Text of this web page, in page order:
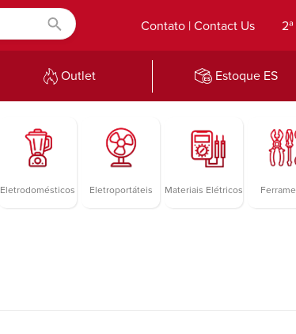
Contato | Contact Us
Outlet Estoque ES
Eletrodomésticos Eletroportáteis Materiais Elétricos